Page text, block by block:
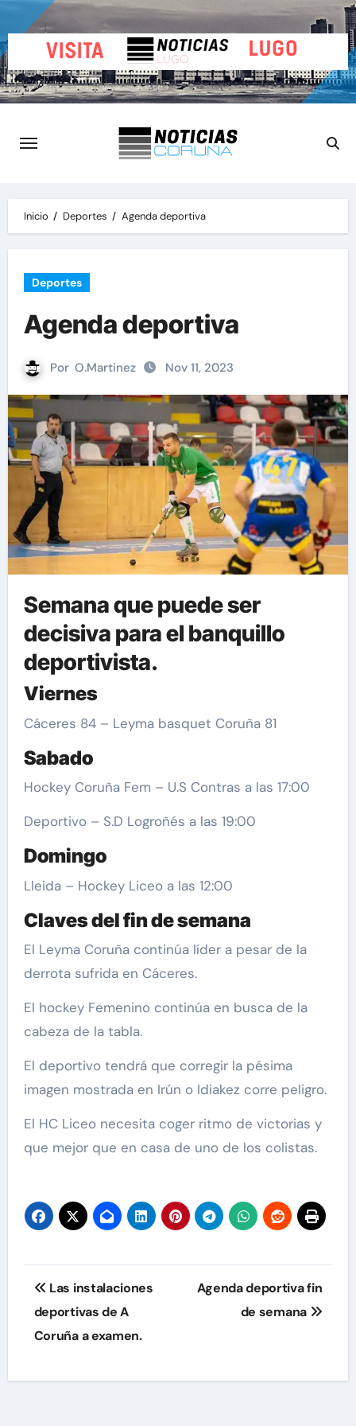
al
contenido
Inicio Deportes Agenda deportiva
Deportes
Agenda deportiva
Por O.Martinez Nov 11, 2023
Semana que puede ser
decisiva para el banquillo
deportivista.
Viernes
Cáceres 84 – Leyma basquet Coruña 81
Sabado
Hockey Coruña Fem – U.S Contras a las 17:00
Deportivo – S.D Logroñés a las 19:00
Domingo
Lleida – Hockey Liceo a las 12:00
Claves del fin de semana
El Leyma Coruña continúa líder a pesar de la
derrota sufrida en Cáceres.
El hockey Femenino continúa en busca de la
cabeza de la tabla.
El deportivo tendrá que corregir la pésima
imagen mostrada en Irún o Idiakez corre peligro.
El HC Liceo necesita coger ritmo de victorias y
que mejor que en casa de uno de los colistas.
Navegación
de
entradas
Las instalaciones
deportivas de A
Coruña a examen.
Agenda deportiva fin
de semana